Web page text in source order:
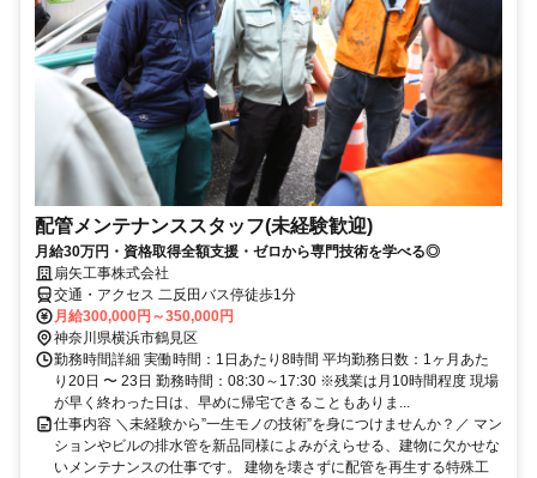
配管メンテナンススタッフ(未経験歓迎)
月給30万円・資格取得全額支援・ゼロから専門技術を学べる◎
扇矢工事株式会社
交通・アクセス 二反田バス停徒歩1分
月給300,000円～350,000円
神奈川県横浜市鶴見区
勤務時間詳細 実働時間：1日あたり8時間 平均勤務日数：1ヶ月あた
り20日 〜 23日 勤務時間：08:30～17:30 ※残業は月10時間程度 現場
が早く終わった日は、早めに帰宅できることもありま...
仕事内容 ＼未経験から”一生モノの技術”を身につけませんか？／ マン
ションやビルの排水管を新品同様によみがえらせる、建物に欠かせな
いメンテナンスの仕事です。 建物を壊さずに配管を再生する特殊工